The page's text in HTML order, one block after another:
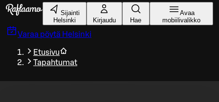
Siirry pääsisältöön
Sijainti
Helsinki
Kirjaudu Hae
Avaa
mobiilivalikko
Varaa pöytä Helsinki
Etusivu
Tapahtumat